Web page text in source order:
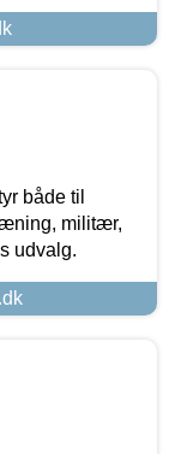
både til
militær,
udvalg.